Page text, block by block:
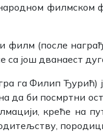
филмском
(после
са још дванаест
га Филип Ђурић)
да би посмртни
креће на